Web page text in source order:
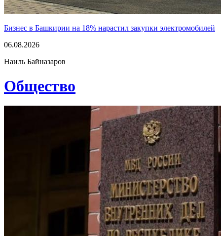
Бизнес в Башкирии на 18% нарастил закупки электромобилей
06.08.2026
Наиль Байназаров
Общество